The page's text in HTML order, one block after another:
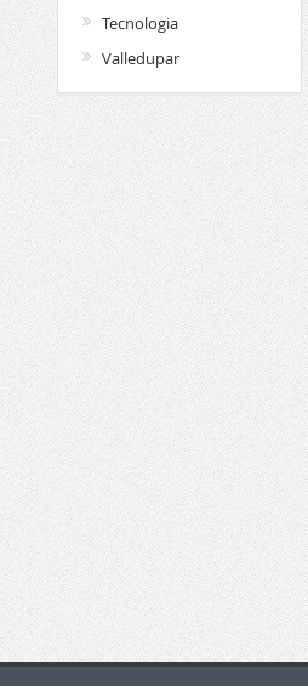
Tecnologia
Valledupar